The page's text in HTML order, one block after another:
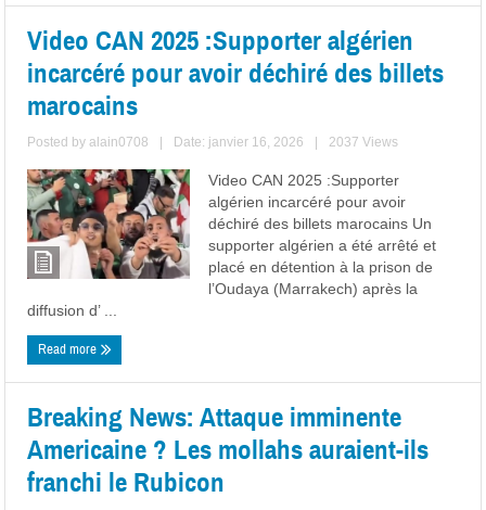
Video CAN 2025 :Supporter algérien
incarcéré pour avoir déchiré des billets
marocains
Posted byalain0708 Date: janvier 16, 2026 2037 Views
Video CAN 2025 :Supporter
algérien incarcéré pour avoir
déchiré des billets marocains Un
supporter algérien a été arrêté et
placé en détention à la prison de
l’Oudaya (Marrakech) après la
diffusion d’ ...
Read more
Breaking News: Attaque imminente
Americaine ? Les mollahs auraient-ils
franchi le Rubicon